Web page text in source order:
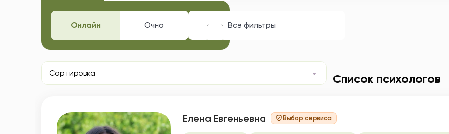
Онлайн Очно Специализация
Запрос
Все фильтры
Список психологов
Сортировка
Елена Евгеньевна Выбор сервиса